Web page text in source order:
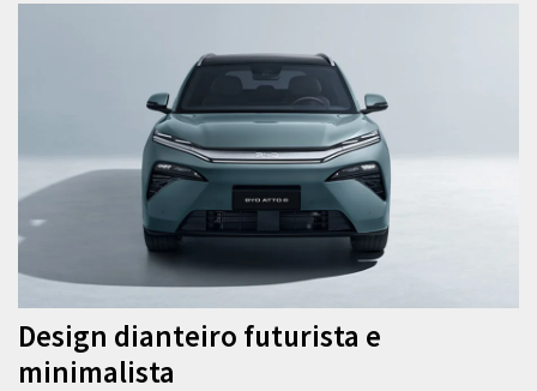
Design dianteiro futurista e
minimalista